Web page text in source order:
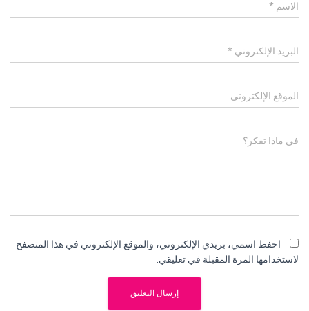
الاسم *
البريد الإلكتروني *
الموقع الإلكتروني
في ماذا تفكر؟
احفظ اسمي، بريدي الإلكتروني، والموقع الإلكتروني في هذا المتصفح
لاستخدامها المرة المقبلة في تعليقي.